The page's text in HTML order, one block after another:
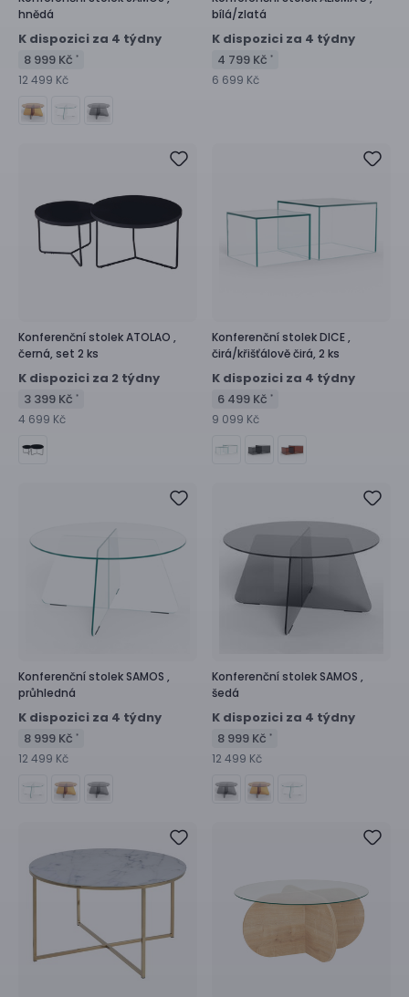
hnědá
K dispozici za 4 týdny
8 999 Kč *
12 499 Kč
bílá/zlatá
K dispozici za 4 týdny
4 799 Kč *
6 699 Kč
Konferenční stolekATOLAO ,
černá, set 2 ks
K dispozici za 2 týdny
3 399 Kč *
4 699 Kč
Konferenční stolekDICE ,
čirá/křišťálově čirá, 2 ks
K dispozici za 4 týdny
6 499 Kč *
9 099 Kč
Konferenční stolekSAMOS ,
průhledná
K dispozici za 4 týdny
8 999 Kč *
12 499 Kč
Konferenční stolekSAMOS ,
šedá
K dispozici za 4 týdny
8 999 Kč *
12 499 Kč